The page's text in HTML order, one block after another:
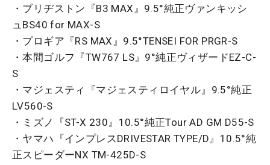
・ブリヂストン『B3 MAX』9.5°純正ヴァンキッシ
ュBS40 for MAX-S
・プロギア『RS MAX』9.5°TENSEI FOR PRGR-S
・本間ゴルフ『TW767 LS』9°純正ヴィザードEZ-C-
S
・マジェスティ『マジェスティロイヤル』9.5°純正
LV560-S
・ミズノ『ST-X 230』10.5°純正Tour AD GM D55-S
・ヤマハ『インプレスDRIVESTAR TYPE/D』10.5°純
正スピーダーNX TM-425D-S